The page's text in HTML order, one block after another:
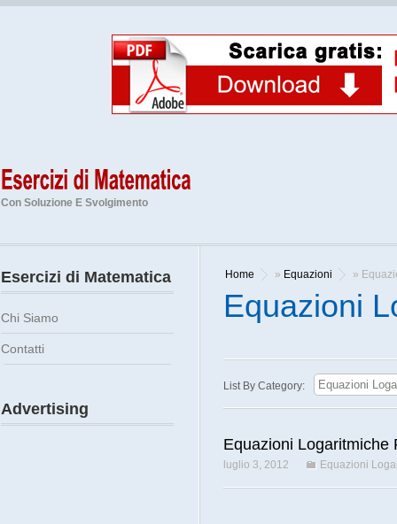
Con Soluzione E Svolgimento
Home » Equazioni »
Equazioni
List By Category:
Equazioni Logaritmiche
luglio 3, 2012 Equazioni
Esercizi di Matematica
Chi Siamo
Contatti
Advertising